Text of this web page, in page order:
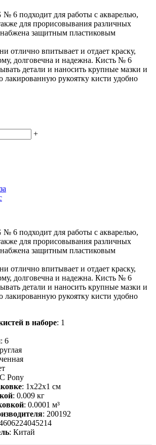
6 подходит для работы с акварелью,
для прорисовывания различных
защитным пластиковым
отлично впитывает и отдает краску,
долговечна и надежна. Кисть № 6
детали и наносить крупные мазки и
рукоятку кисти удобно
+
6 подходит для работы с акварелью,
для прорисовывания различных
защитным пластиковым
отлично впитывает и отдает краску,
долговечна и надежна. Кисть № 6
детали и наносить крупные мазки и
рукоятку кисти удобно
в наборе: 1
: 6
Pony
: 1x22x1 см
: 0.009 кг
: 0.0001 м³
: 200192
: Китай